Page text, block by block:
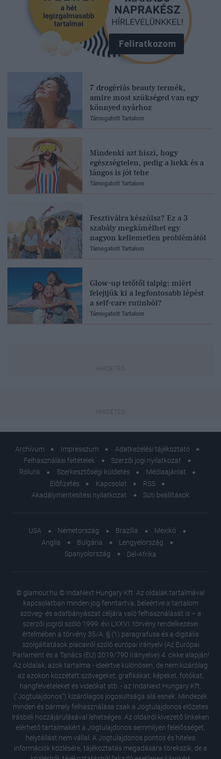
Feliratkozom
7 drogériás beauty termék,
amire most szükséged van egy
könnyed nyárhoz
Támogatott Tartalom
Mindenki azt hiszi, hogy
egészségtelen, pedig a hekk és a
lángos is jót tehe
Támogatott Tartalom
Fesztiválra készülsz? Ez a 3
szabály megkímélhet egy
nagyon kellemetlen problémától
Támogatott Tartalom
Glow-up tetőtől talpig: miért
felejtjük ki a legfontosabb lépést
a self-care rutinból?
Támogatott Tartalom
Archívum Impresszum
Adatkezelési tájékoztató
Felhasználási feltételek
Szerzői jogi nyilatkozat
Rólunk
Szerkesztőségi küldetés
Médiaajánlat
Előfizetés
Kapcsolat
RSS
Akadálymentesítési nyilatkozat
Süti beállítások
USA Németország Brazília
Mexikó
Anglia
Bulgária
Lengyelország
Spanyolország
Dél-Afrika
© glamour.hu © IndaNext Hungary Kft. Az oldalak tartalmával
kapcsolatban minden jog fenntartva, beleértve a tartalom
szöveg- és adatbányászat céljára való felhasználását is – a
szerzői jogról szóló 1999. évi LXXVI. törvény rendelkezései
értelmében a törvény 35/A. § (1) paragrafusa és a digitális
szolgáltatások piacairól szóló európai irányelv (Az Európai
Parlament és a Tanács (EU) 2019/790 Irányelve) 4. cikke alapján!
Az oldalak, azok tartalma - ideértve különösen, de nem kizárólag
az azokon közzétett szövegeket, grafikákat, képeket, fotókat,
hangfelvételeket és videókat stb. - az IndaNext Hungary Kft.
("Jogtulajdonos") kizárólagos jogosultsága alá esnek. Mindezek
minden és bármely felhasználása csak a Jogtulajdonos előzetes
írásbeli hozzájárulásával lehetséges. Az oldalról kivezető linkeken
elérhető tartalmakért a Jogtulajdonos semmilyen felelősséget,
helytállást nem vállal. A Jogtulajdonos pontos és hiteles
információk közlésére, tájékoztatás megadására törekszik, de a